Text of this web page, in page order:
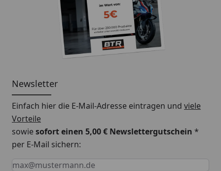
Newsletter
Einfach hier die E-Mail-Adresse eintragen und viele
Vorteile
sowiesofort einen 5,00 € Newslettergutschein *
per E-Mail sichern:
Keine Eingabe erforderlich
Eingabe erforderlich
E-Mail *